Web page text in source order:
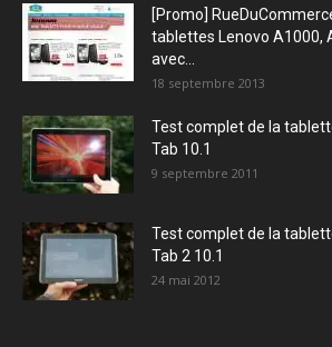
[Promo]
tablettes Lenovo A1000,
avec...
18 septembre 2013
Test complet de la
Tab 10.1
9 septembre 2011
Test complet de la
Tab 2 10.1
24 mai 2012